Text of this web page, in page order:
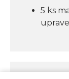
5 ks